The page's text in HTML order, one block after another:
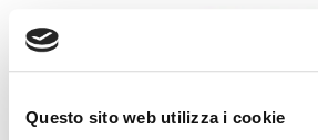
Questo sito web utilizza i cookie